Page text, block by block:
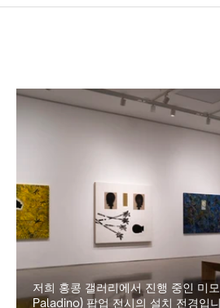
저희 홍콩 갤러리에서 진행 중인 미
Paladino) 팝업 전시의 설치 전경입